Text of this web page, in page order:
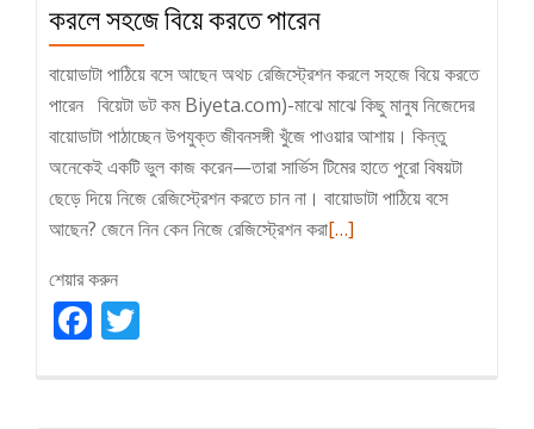
করলে সহজে বিয়ে করতে পারেন
বায়োডাটা পাঠিয়ে বসে আছেন অথচ রেজিস্ট্রেশন করলে সহজে বিয়ে করতে
পারেন বিয়েটা ডট কম Biyeta.com)-মাঝে মাঝে কিছু মানুষ নিজেদের
বায়োডাটা পাঠাচ্ছেন উপযুক্ত জীবনসঙ্গী খুঁজে পাওয়ার আশায়। কিন্তু
অনেকেই একটি ভুল কাজ করেন—তারা সার্ভিস টিমের হাতে পুরো বিষয়টা
ছেড়ে দিয়ে নিজে রেজিস্ট্রেশন করতে চান না। বায়োডাটা পাঠিয়ে বসে
আছেন? জেনে নিন কেন নিজে রেজিস্ট্রেশন করাRead
[…]
শেয়ার করুন
Facebook